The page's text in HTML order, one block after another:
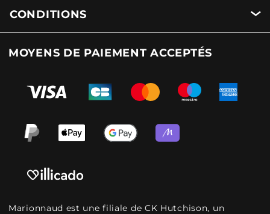
CONDITIONS
MOYENS DE PAIEMENT ACCEPTÉS
Marionnaud est une filiale de CK Hutchison, un